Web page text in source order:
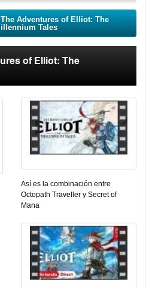
Adventures of Elliot: The
Tales
of Elliot: The
Así es la combinación entre
Octopath Traveller y Secret of
Mana